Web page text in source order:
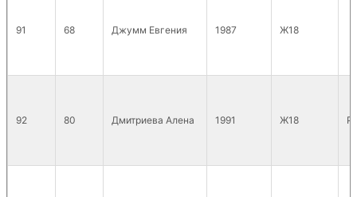
91 68 Джумм Евгения 1987 Ж18
92 80 Дмитриева Алена 1991 Ж18